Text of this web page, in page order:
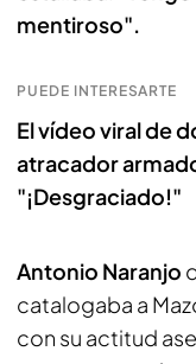
mentiroso".
PUEDE INTERESARTE
El vídeo viral de
atracador
"¡Desgraciado!"
Antonio Naranjo
catalogaba a
con su actitud